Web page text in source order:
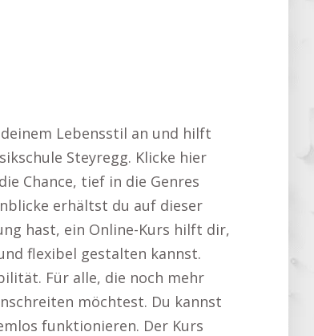
Lebensstil an und hilft
Steyregg. Klicke hier
Chance, tief in die Genres
erhältst du auf dieser
hast, ein Online-Kurs hilft dir,
flexibel gestalten kannst.
Für alle, die noch mehr
möchtest. Du kannst
funktionieren. Der Kurs